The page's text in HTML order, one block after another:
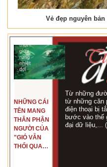
Vẻ đẹp nguyên
NHỮNG CÁI
TÊN MANG
THÂN PHẬN
NGƯỜI CỦA
"GIÓ VẪN
THỔI QUA
Từ những
từ những căn
điện thoại bị
bước vào thế
đại dữ liệu,...